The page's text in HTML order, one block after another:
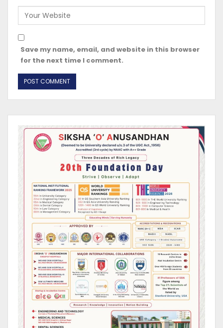
Save my name, email, and website in this browser
for the next time I comment.